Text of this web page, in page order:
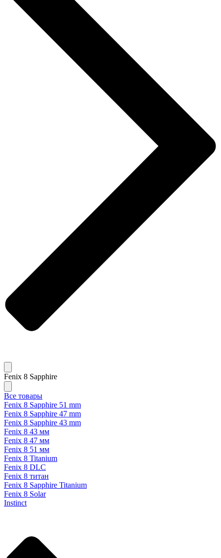
Fenix 8 Sapphire
Все товары
Fenix 8 Sapphire 51 mm
Fenix 8 Sapphire 47 mm
Fenix 8 Sapphire 43 mm
Fenix 8 43 мм
Fenix 8 47 мм
Fenix 8 51 мм
Fenix 8 Titanium
Fenix 8 DLC
Fenix 8 титан
Fenix 8 Sapphire Titanium
Fenix 8 Solar
Instinct